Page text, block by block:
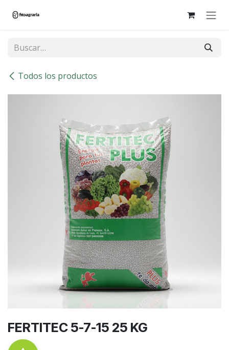
Todos los productos
FERTITEC 5-7-15 25 KG